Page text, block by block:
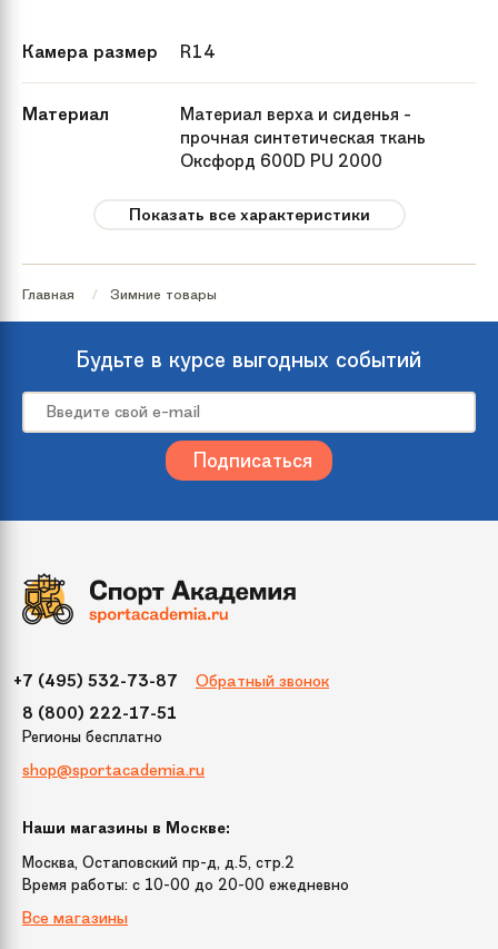
Камера размер R14
Материал
Материал верха и сиденья -
прочная синтетическая ткань
Оксфорд 600D PU 2000
дна - прочная армированная
тентовая ткань с глянцевым
Вес 1.5 кг
Тюбинг: 6 месяцев. Камера: нет
гарантии.
Рекомендуемый
от 3 лет
нагрузка
Страна
Россия
Размер 95
Цвет
Показать все характеристики
Главная Зимние товары
Будьте в курсе выгодных событий
+7 (495) 532-73-87 Обратный звонок
8 (800) 222-17-51
Регионы бесплатно
shop@sportacademia.ru
Наши магазины в Москве:
Москва, Остаповский пр-д, д.5, стр.2
Время работы: c 10-00 до 20-00 ежедневно
Все магазины